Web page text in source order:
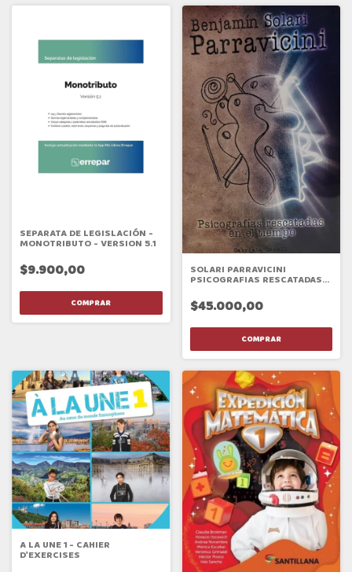
SEPARATA DE LEGISLACIÓN -
MONOTRIBUTO - VERSION 5.1
$9.900,00 SOLARI PARRAVICINI
PSICOGRAFIAS RESCATADAS
$45.000,00
A LA UNE 1 - CAHIER
D'EXERCISES